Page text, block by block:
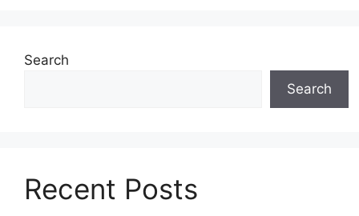
Search
Search
Recent Posts